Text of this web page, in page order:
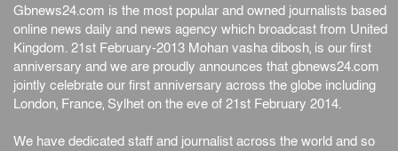
Gbnews24.com is the most popular and owned journalists based
online news daily and news agency which broadcast from United
Kingdom. 21st February-2013 Mohan vasha dibosh, is our first
anniversary and we are proudly announces that gbnews24.com
jointly celebrate our first anniversary across the globe including
London, France, Sylhet on the eve of 21st February 2014.
We have dedicated staff and journalist across the world and so